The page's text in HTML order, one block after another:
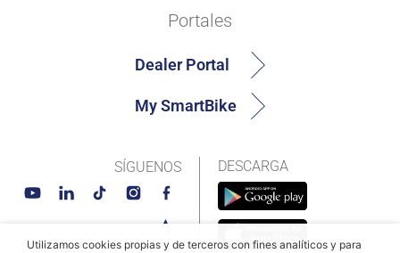
DESCARGA
Portales
Dealer Portal
My SmartBike
SÍGUENOS
Utilizamos cookies propias y de terceros con fines analíticos y para